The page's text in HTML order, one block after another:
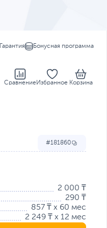
Гарантия Бонусная программа
Сравнение Избранное Корзина
181860
2 000 ₸
290 ₸
857 ₸ x 60 мес
2 249 ₸ x 12 мес